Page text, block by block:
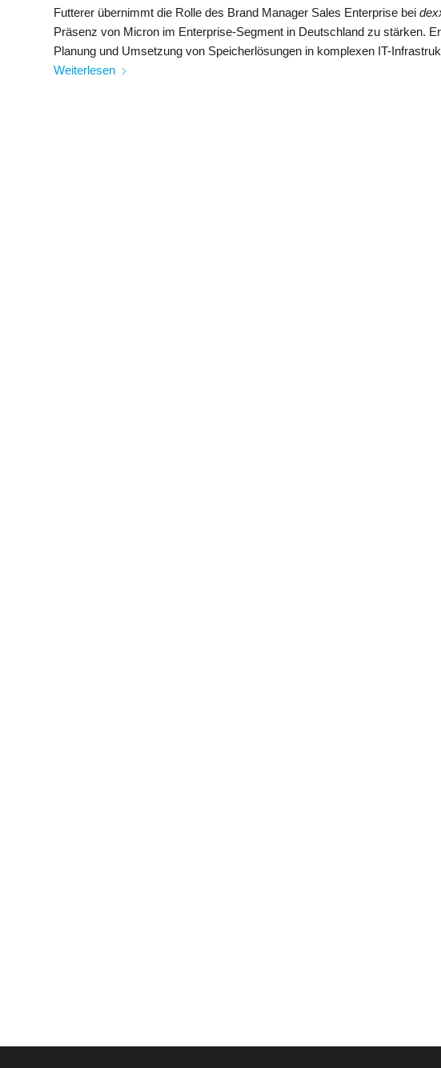
Futterer übernimmt die Rolle des Brand Manager Sales Enterprise bei
Präsenz von Micron im Enterprise-Segment in Deutschland zu stärken.
Planung und Umsetzung von Speicherlösungen in komplexen IT-
Weiterlesen